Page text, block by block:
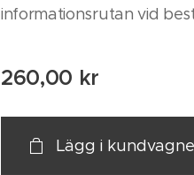
informationsrutan vid
260,00 kr
Lägg i